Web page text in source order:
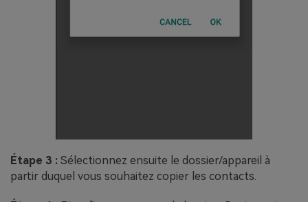
Étape 3 : Sélectionnez ensuite le dossier/appareil à
partir duquel vous souhaitez copier les contacts.